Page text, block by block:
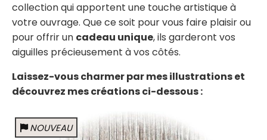
collection qui apportent une touche artistique à
votre ouvrage. Que ce soit pour vous faire plaisir ou
pour offrir un cadeau unique, ils garderont vos
aiguilles précieusement à vos côtés.
Laissez-vous charmer par mes illustrations et
découvrez mes créations ci-dessous :
NOUVEAU